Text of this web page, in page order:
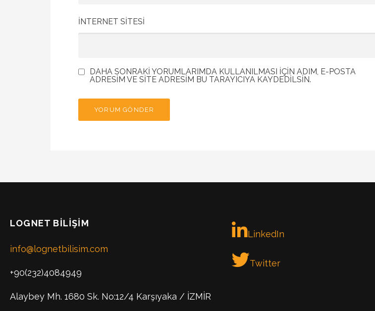
İNTERNET SITESI
DAHA SONRAKI YORUMLARIMDA KULLANILMASI IÇIN ADIM, E-POSTA
ADRESIM VE SITE ADRESIM BU TARAYICIYA KAYDEDILSIN.
LOGNET BILIŞIM
info@lognetbilisim.com
+90(232)4084949
Alaybey Mh. 1680 Sk. No:12/4 Karşıyaka / İZMİR
LinkedIn
Twitter